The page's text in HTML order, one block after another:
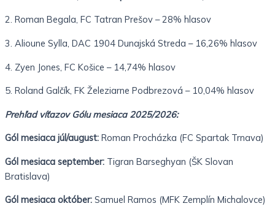
2. Roman Begala, FC Tatran Prešov – 28% hlasov
3. Alioune Sylla, DAC 1904 Dunajská Streda – 16,26% hlasov
4. Zyen Jones, FC Košice – 14,74% hlasov
5. Roland Galčík, FK Železiarne Podbrezová – 10,04% hlasov
Prehľad víťazov Gólu mesiaca 2025/2026:
Gól mesiaca júl/august: Roman Procházka (FC Spartak Trnava)
Gól mesiaca september: Tigran Barseghyan (ŠK Slovan
Bratislava)
Gól mesiaca október: Samuel Ramos (MFK Zemplín Michalovce)